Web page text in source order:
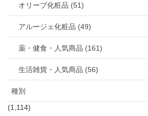
オリーブ化粧品 (51)
アルージェ化粧品 (49)
薬・健食・人気商品 (161)
生活雑貨・人気商品 (56)
種別
(1,114)